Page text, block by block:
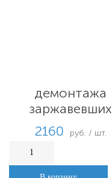
демонтажа
заржавевших
соединений, с
охлаждением
2160 руб. / шт.